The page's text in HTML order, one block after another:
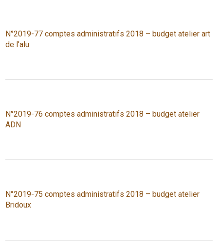
N°2019-77 comptes administratifs 2018 – budget atelier art
de l’alu
N°2019-76 comptes administratifs 2018 – budget atelier
ADN
N°2019-75 comptes administratifs 2018 – budget atelier
Bridoux